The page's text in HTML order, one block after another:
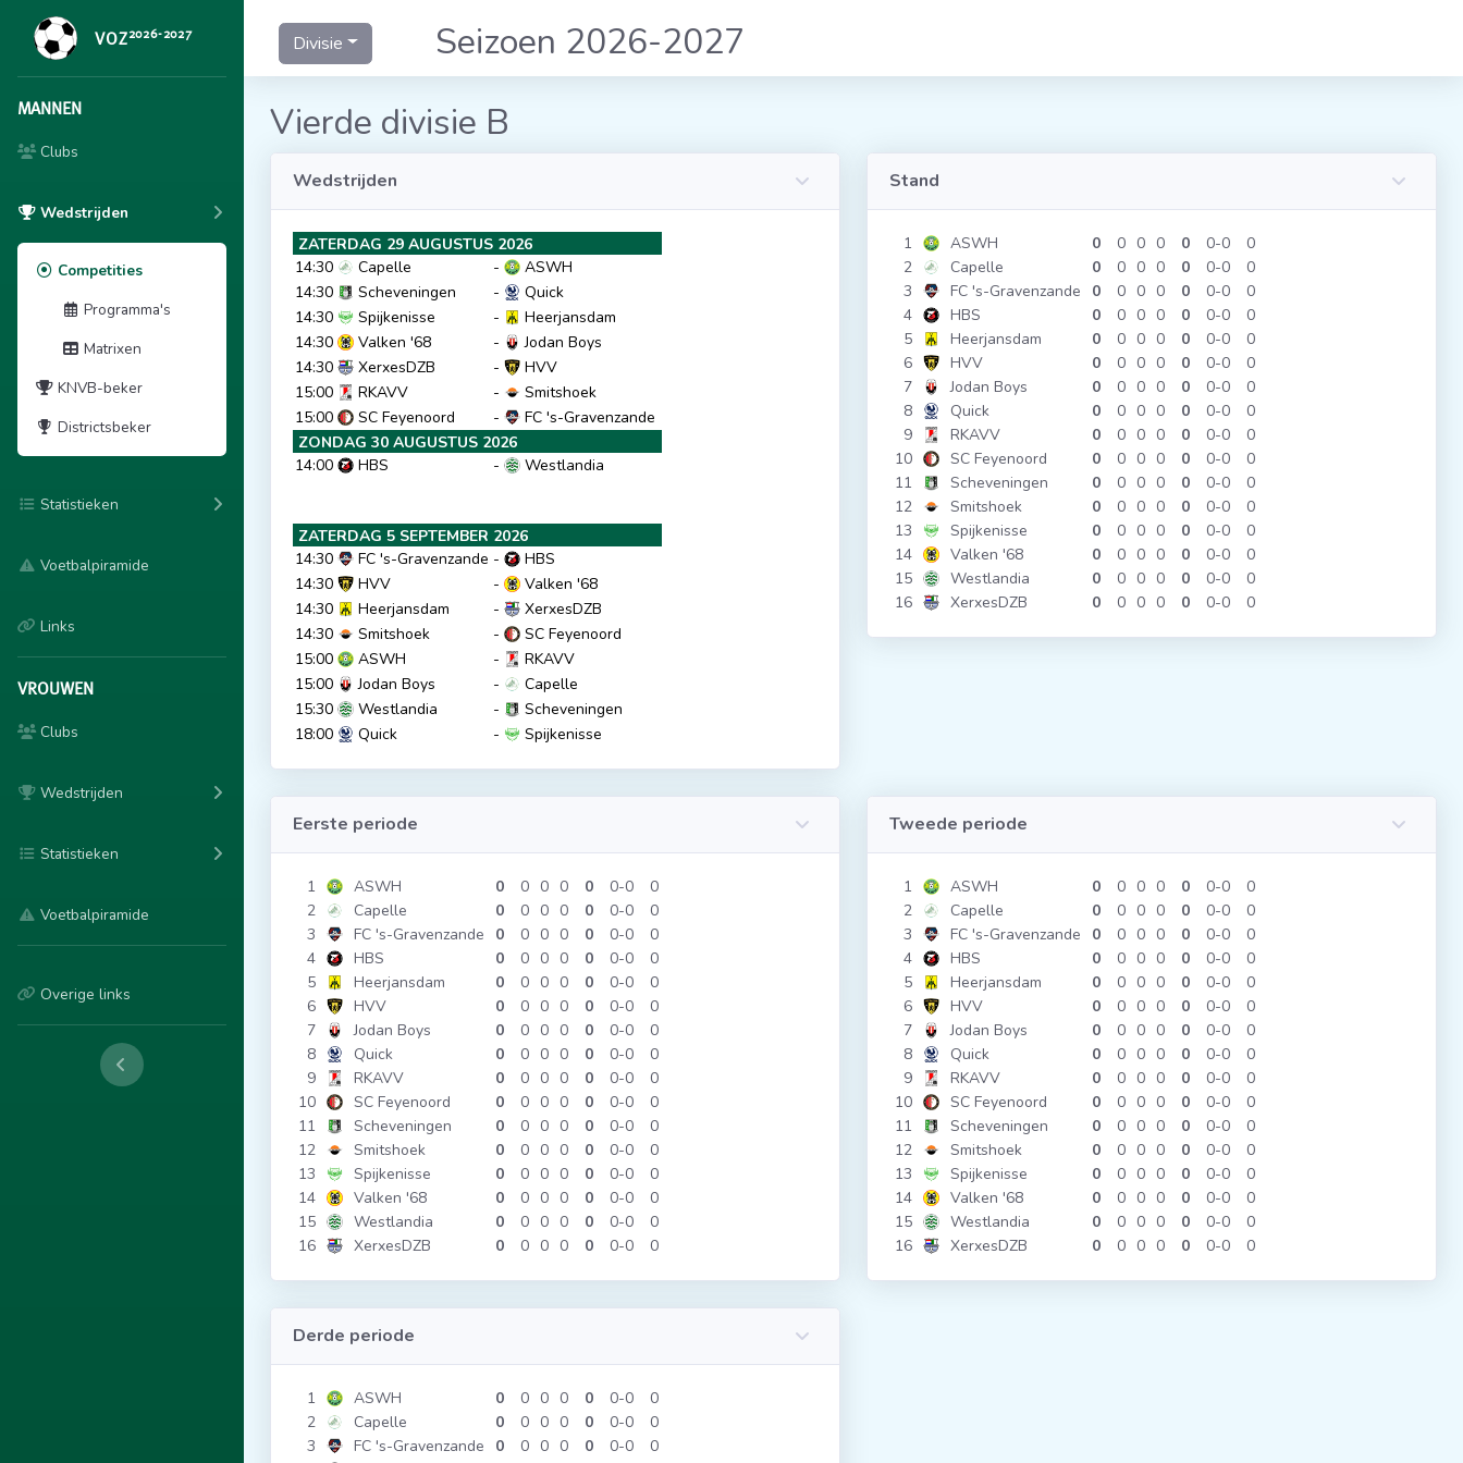
VOZ2026-2027
MANNEN
Clubs
Wedstrijden
Competities
Programma's
Matrixen
KNVB-beker
Districtsbeker
Statistieken
Voetbalpiramide
Links
VROUWEN
Clubs
Wedstrijden
Statistieken
Voetbalpiramide
Overige links
Divisie
Seizoen 2026-2027
Vierde divisie B
Wedstrijden
ZATERDAG 29 AUGUSTUS 2026
14:30
Capelle -
ASWH
14:30
Scheveningen -
Quick
14:30
Spijkenisse -
Heerjansdam
14:30
Valken '68 -
Jodan Boys
14:30
XerxesDZB -
HVV
15:00
RKAVV -
Smitshoek
15:00
SC Feyenoord -
FC 's-Gravenzande
ZONDAG 30 AUGUSTUS 2026
14:00
HBS - Westlandia
ZATERDAG 5 SEPTEMBER 2026
14:30
FC 's-Gravenzande -
HBS
14:30
HVV -
Valken '68
14:30
Heerjansdam -
XerxesDZB
14:30
Smitshoek -
SC Feyenoord
15:00
ASWH -
RKAVV
15:00
Jodan Boys -
Capelle
15:30
Westlandia -
Scheveningen
18:00
Quick - Spijkenisse
Stand
1 ASWH 0 0 0 0 0 0 0
0
2
Capelle 0 0 0 0 0 0 0
0
3
FC 's-Gravenzande 0 0 0 0 0 0 0
0
4
HBS 0 0 0 0 0 0 0
0
5
Heerjansdam 0 0 0 0 0 0 0
0
6
HVV 0 0 0 0 0 0 0
0
7
Jodan Boys 0 0 0 0 0 0 0
0
8
Quick 0 0 0 0 0 0 0
0
9
RKAVV 0 0 0 0 0 0 0
0
10
SC Feyenoord 0 0 0 0 0 0 0
0
11
Scheveningen 0 0 0 0 0 0 0
0
12
Smitshoek 0 0 0 0 0 0 0
0
13
Spijkenisse 0 0 0 0 0 0 0
0
14
Valken '68 0 0 0 0 0 0 0
0
15
Westlandia 0 0 0 0 0 0 0
0
16
XerxesDZB 0 0 0 0 0 0 0 0
Eerste periode
1 ASWH 0 0 0 0 0 0 0
0
2
Capelle 0 0 0 0 0 0 0
0
3
FC 's-Gravenzande 0 0 0 0 0 0 0
0
4
HBS 0 0 0 0 0 0 0
0
5
Heerjansdam 0 0 0 0 0 0 0
0
6
HVV 0 0 0 0 0 0 0
0
7
Jodan Boys 0 0 0 0 0 0 0
0
8
Quick 0 0 0 0 0 0 0
0
9
RKAVV 0 0 0 0 0 0 0
0
10
SC Feyenoord 0 0 0 0 0 0 0
0
11
Scheveningen 0 0 0 0 0 0 0
0
12
Smitshoek 0 0 0 0 0 0 0
0
13
Spijkenisse 0 0 0 0 0 0 0
0
14
Valken '68 0 0 0 0 0 0 0
0
15
Westlandia 0 0 0 0 0 0 0
0
16
XerxesDZB 0 0 0 0 0 0 0 0
Tweede periode
1 ASWH 0 0 0 0 0 0 0
0
2
Capelle 0 0 0 0 0 0 0
0
3
FC 's-Gravenzande 0 0 0 0 0 0 0
0
4
HBS 0 0 0 0 0 0 0
0
5
Heerjansdam 0 0 0 0 0 0 0
0
6
HVV 0 0 0 0 0 0 0
0
7
Jodan Boys 0 0 0 0 0 0 0
0
8
Quick 0 0 0 0 0 0 0
0
9
RKAVV 0 0 0 0 0 0 0
0
10
SC Feyenoord 0 0 0 0 0 0 0
0
11
Scheveningen 0 0 0 0 0 0 0
0
12
Smitshoek 0 0 0 0 0 0 0
0
13
Spijkenisse 0 0 0 0 0 0 0
0
14
Valken '68 0 0 0 0 0 0 0
0
15
Westlandia 0 0 0 0 0 0 0
0
16
XerxesDZB 0 0 0 0 0 0 0 0
Derde periode
1 ASWH 0 0 0 0 0 0 0
0
2
Capelle 0 0 0 0 0 0 0
0
3
FC 's-Gravenzande 0 0 0 0 0 0 0
0